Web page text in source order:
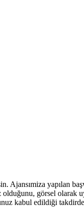
yapılan
görsel olarak
kabul edildiği